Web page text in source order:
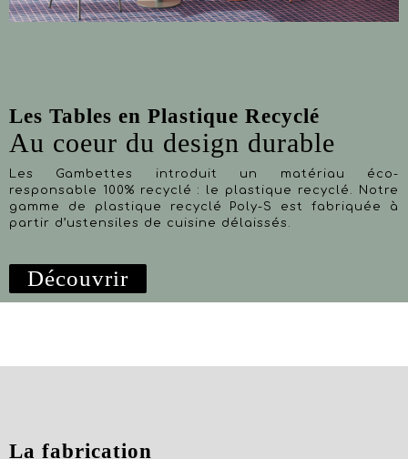
Les Tables en Plastique Recyclé
Au coeur du design durable
Les Gambettes introduit un matériau éco-
responsable 100% recyclé : le plastique recyclé. Notre
gamme de plastique recyclé Poly-S est fabriquée à
partir d’ustensiles de cuisine délaissés.
Découvrir
La fabrication